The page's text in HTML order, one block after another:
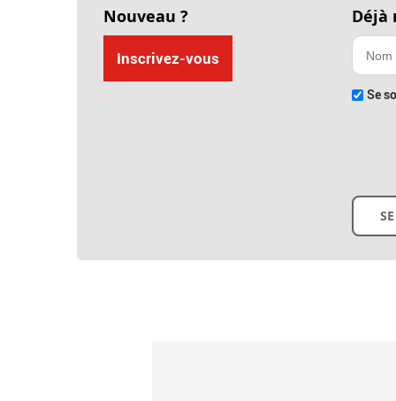
Nouveau ?
Inscrivez-vous
Déjà
Se